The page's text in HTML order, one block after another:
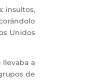
insultos,
Unidos
llevaba a
de